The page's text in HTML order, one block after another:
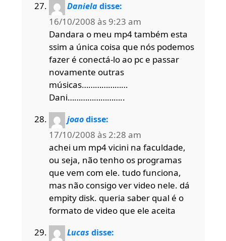
Daniela disse:
16/10/2008 às 9:23 am
Dandara o meu mp4 também esta
ssim a única coisa que nós podemos
fazer é conectá-lo ao pc e passar
novamente outras
músicas…………………
Dani……………………..
joao disse:
17/10/2008 às 2:28 am
achei um mp4 vicini na faculdade,
ou seja, não tenho os programas
que vem com ele. tudo funciona,
mas não consigo ver video nele. dá
empity disk. queria saber qual é o
formato de video que ele aceita
Lucas disse: